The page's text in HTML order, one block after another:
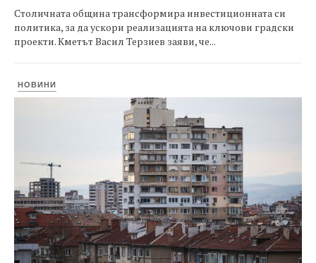
Столичната община трансформира инвестиционната си
политика, за да ускори реализацията на ключови градски
проекти. Кметът Васил Терзиев заяви, че...
НОВИНИ